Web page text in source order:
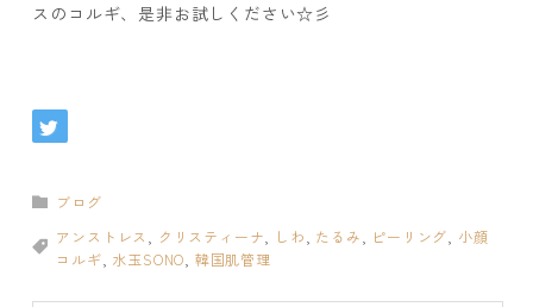
スのコルギ、是非お試しください☆彡
ブログ
アンストレス
クリスティーナ しわ たるみ ピーリング
小顔
コルギ 水玉SONO 韓国肌管理